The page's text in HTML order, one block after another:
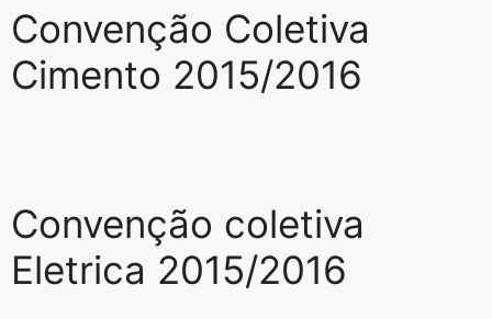
Convenção Coletiva
Cimento 2015/2016
Convenção coletiva
Eletrica 2015/2016